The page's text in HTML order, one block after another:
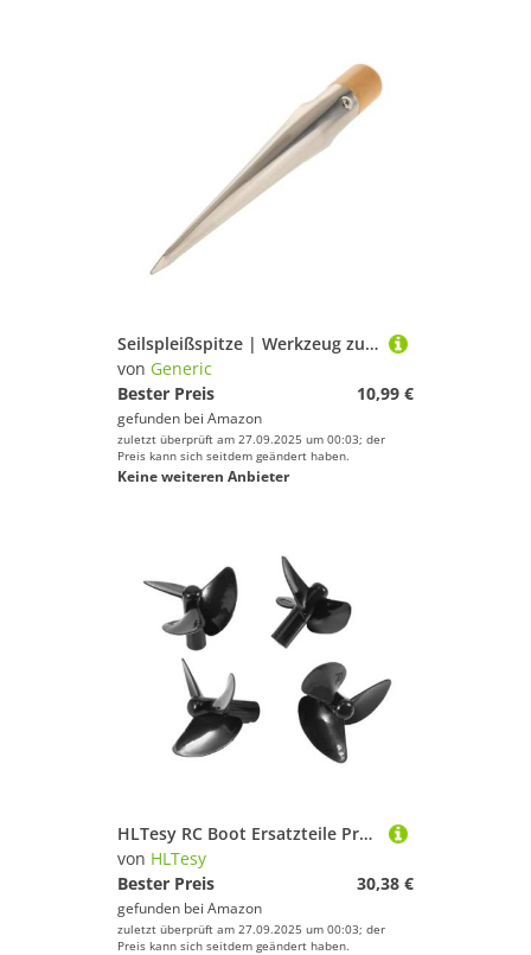
Seilspleißspitze | Werkzeug zur Pflege von Seilspleißwerkzeugen aus Edelstahl für die Wartung von Yachten
von Generic
Bester Preis
10,99 €
gefunden bei Amazon
zuletzt überprüft am 27.09.2025 um 00:03; der
Preis kann sich seitdem geändert haben.
Keine weiteren Anbieter
HLTesy RC Boot Ersatzteile Propeller for Flytec 2011-5 Angeln Werkzeug Köder Boot Positive & Reverse Propeller(4PCS)
von HLTesy
Bester Preis
30,38 €
gefunden bei Amazon
zuletzt überprüft am 27.09.2025 um 00:03; der
Preis kann sich seitdem geändert haben.